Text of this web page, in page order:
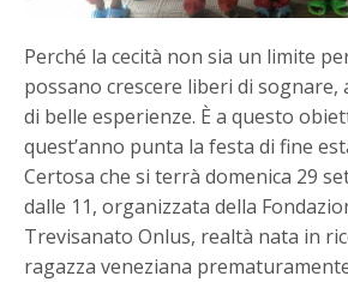
Perché la cecità non sia un limite
possano crescere liberi di sognare,
di belle esperienze. È a questo
quest’anno punta la festa di fine
Certosa che si terrà domenica 29
dalle 11, organizzata della
Trevisanato Onlus, realtà nata in
ragazza veneziana